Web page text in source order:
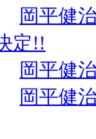
岡平健
定!!
岡平健
岡平健